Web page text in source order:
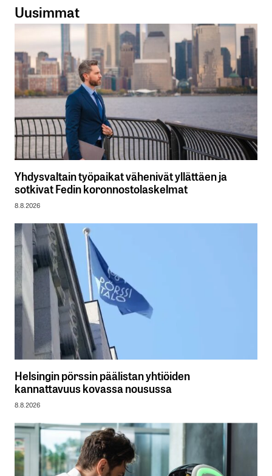
Uusimmat
Yhdysvaltain työpaikat vähenivät yllättäen ja
sotkivat Fedin koronnostolaskelmat
8.8.2026
Helsingin pörssin päälistan yhtiöiden
kannattavuus kovassa nousussa
8.8.2026